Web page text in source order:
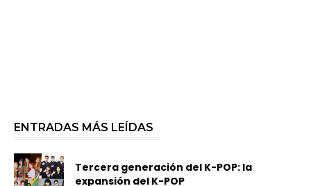
ENTRADAS MÁS LEÍDAS
Tercera generación del K-POP: la
expansión del K-POP